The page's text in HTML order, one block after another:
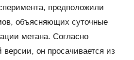
предположили
объясняющих суточные
метана. Согласно
версии, он просачивается из